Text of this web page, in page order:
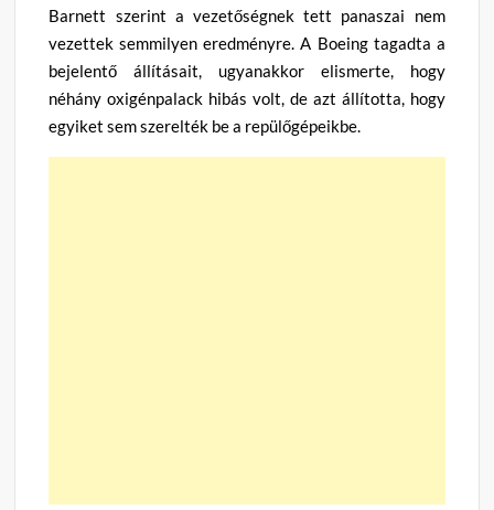
Barnett szerint a vezetőségnek tett panaszai nem
vezettek semmilyen eredményre. A Boeing tagadta a
bejelentő állításait, ugyanakkor elismerte, hogy
néhány oxigénpalack hibás volt, de azt állította, hogy
egyiket sem szerelték be a repülőgépeikbe.